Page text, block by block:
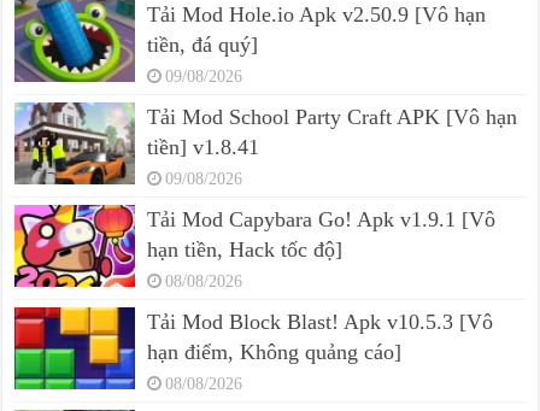
Tải Mod Hole.io Apk v2.50.9 [Vô hạn
tiền, đá quý]
09/08/2026
Tải Mod School Party Craft APK [Vô hạn
tiền] v1.8.41
09/08/2026
Tải Mod Capybara Go! Apk v1.9.1 [Vô
hạn tiền, Hack tốc độ]
08/08/2026
Tải Mod Block Blast! Apk v10.5.3 [Vô
hạn điểm, Không quảng cáo]
08/08/2026